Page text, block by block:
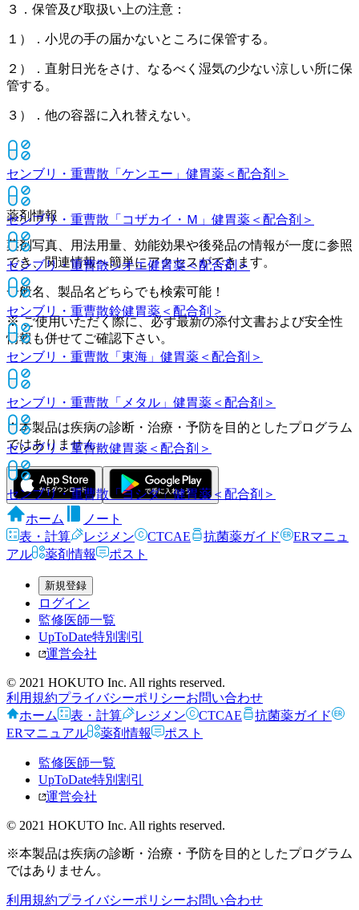
３．保管及び取扱い上の注意：
１）．小児の手の届かないところに保管する。
２）．直射日光をさけ、なるべく湿気の少ない涼しい所に保
管する。
３）．他の容器に入れ替えない。
センブリ・重曹散「ケンエー」 健胃薬＜配合剤＞
センブリ・重曹散「コザカイ・Ｍ」 健胃薬＜配合剤＞
センブリ・重曹散シオエ健胃薬＜配合剤＞
センブリ・重曹散鈴健胃薬＜配合剤＞
センブリ・重曹散「東海」 健胃薬＜配合剤＞
センブリ・重曹散「メタル」 健胃薬＜配合剤＞
センブリ・重曹散健胃薬＜配合剤＞
センブリ・重曹散「ヨシダ」健胃薬＜配合剤＞
薬剤情報
薬剤写真、用法用量、効能効果や後発品の情報が一度に参照
でき、関連情報へ簡単にアクセスができます。
一般名、製品名どちらでも検索可能！
※ ご使用いただく際に、必ず最新の添付文書および安全性
情報も併せてご確認下さい。
※本製品は疾病の診断・治療・予防を目的としたプログラム
ではありません。
ホーム
ノート
表・計算
レジメン CTCAE 抗菌薬ガイド
ERマニュ
アル
薬剤情報 ポスト
新規登録
ログイン
監修医師一覧
UpToDate特別割引
運営会社
© 2021 HOKUTO Inc. All rights reserved.
利用規約プライバシーポリシーお問い合わせ
ホーム
表・計算 レジメン CTCAE
抗菌薬ガイド
ERマニュアル
薬剤情報 ポスト
監修医師一覧
UpToDate特別割引
運営会社
© 2021 HOKUTO Inc. All rights reserved.
※本製品は疾病の診断・治療・予防を目的としたプログラム
ではありません。
利用規約プライバシーポリシーお問い合わせ